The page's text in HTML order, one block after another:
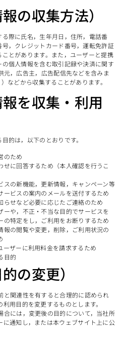
の収集方法）
際に氏名，生年月日，住所，電話番
，クレジットカード番号，運転免許証
とがあります。また，ユーザーと提携
個人情報を含む取引記録や決済に関す
元，広告主，広告配信先などを含みま
などから収集することがあります。
を収集・利用
的は，以下のとおりです。
のため
せに回答するため（本人確認を行うこ
スの新機能，更新情報，キャンペーン等
ービスの案内のメールを送付するため
らせなど必要に応じたご連絡のため
ーや，不正・不当な目的でサービスを
の特定をし，ご利用をお断りするため
報の閲覧や変更，削除，ご利用状況の
ーザーに利用料金を請求するため
目的
の変更）
と関連性を有すると合理的に認められ
用目的を変更するものとします。
合には，変更後の目的について，当社所
に通知し，または本ウェブサイト上に公